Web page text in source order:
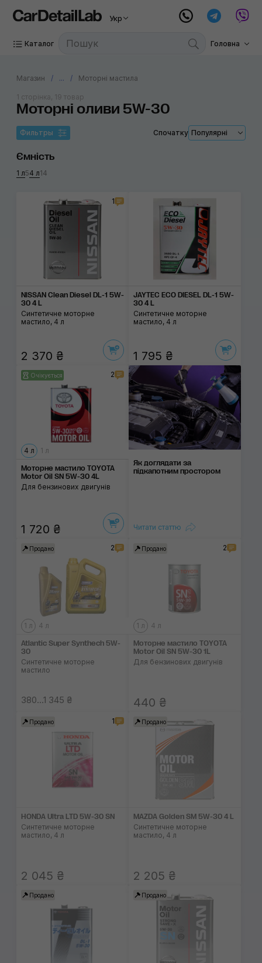
Укр
Каталог Головна
Магазин ... Моторні мастила
Моторні оливи 5W-30
1 сторінка, 19 товар
Фильтры Спочатку Популярні
Ємність
1 л54 л14
1
NISSAN Clean Diesel DL-1 5W-
30 4 L
Синтетичне моторне
мастило, 4 л
2 370 ₴
JAYTEC ECO DIESEL DL-1 5W-
30 4 L
Синтетичне моторне
мастило, 4 л
1 795 ₴
Очікується 2
4 л 1 л
Моторне мастило TOYOTA
Motor Oil SN 5W-30 4L
Для бензинових двигунів
1 720 ₴
Як доглядати за
підкапотним простором
Читати статтю
Продано 2
1 л 4 л
Atlantic Super Synthech 5W-
30
Синтетичне моторне
мастило
380...1 345 ₴
Продано 2
1 л 4 л
Моторне мастило TOYOTA
Motor Oil SN 5W-30 1L
Для бензинових двигунів
440 ₴
Продано 1
HONDA Ultra LTD 5W-30 SN
Синтетичне моторне
мастило, 4 л
2 045 ₴
Продано
MAZDA Golden SM 5W-30 4 L
Синтетичне моторне
мастило, 4 л
2 205 ₴
Продано Продано